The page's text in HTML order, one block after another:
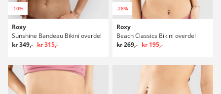
-10%
Roxy
Sunshine Bandeau Bikini overdel
kr 349,- kr 315,-
-28%
Roxy
Beach Classics Bikini overdel
kr 269,- kr 195,-